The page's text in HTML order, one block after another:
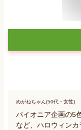
めがねちゃん(50代・女性)
パイオニア企画の5
など、ハロウィン